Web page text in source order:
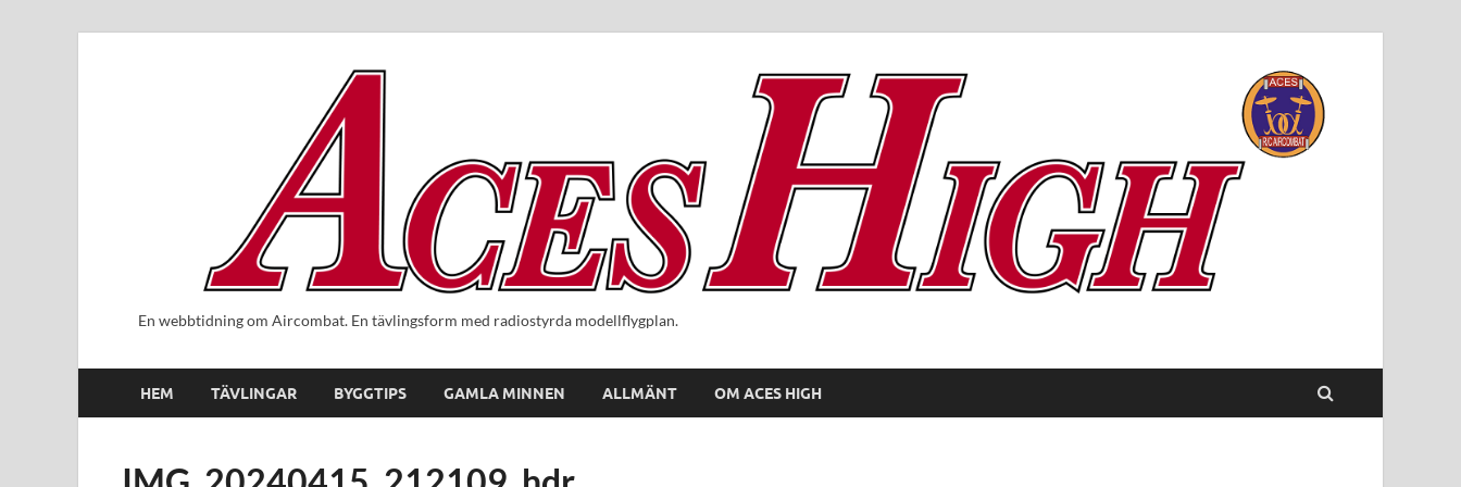
En webbtidning om Aircombat. En tävlingsform med radiostyrda modellflygplan.
HEM TÄVLINGAR BYGGTIPS GAMLA MINNEN ALLMÄNT OM ACES HIGH